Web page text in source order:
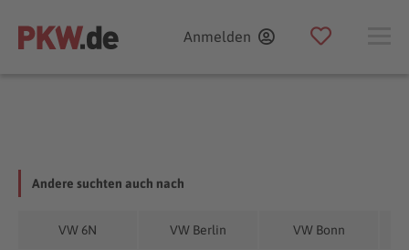
Anmelden
Andere suchten auch nach
VW 6N VW Berlin VW Bonn